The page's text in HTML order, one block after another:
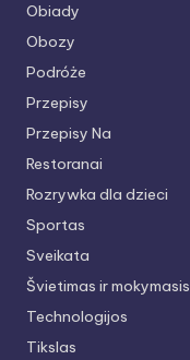
Obiady
Obozy
Podróże
Przepisy
Przepisy Na
Restoranai
Rozrywka dla dzieci
Sportas
Sveikata
Švietimas ir mokymasis
Technologijos
Tikslas